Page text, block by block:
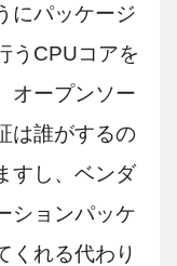
にパッケージ
うCPUコアを
オープンソー
は誰がするの
すし、ベンダ
ションパッケ
くれる代わり